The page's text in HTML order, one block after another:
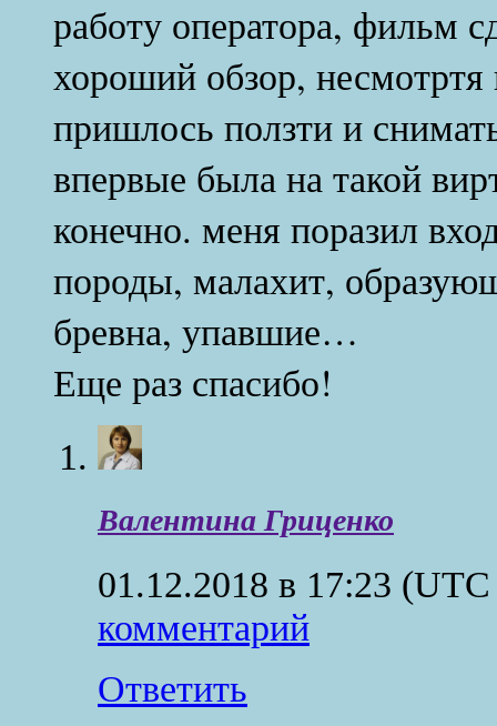
работу оператора, фильм
хороший обзор,
пришлось ползти и
впервые была на такой
конечно. меня поразил
породы, малахит,
бревна, упавшие…
Еще раз спасибо!
Валентина Гриценко
01.12.2018 в 17:23
комментарий
Ответить